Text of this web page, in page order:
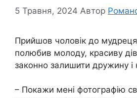
5 Травня, 2024 Автор
Прийшов чоловік до мудреця
полюбив молоду, красиву
законно залишити дружину і
– Покажи мені фотографію